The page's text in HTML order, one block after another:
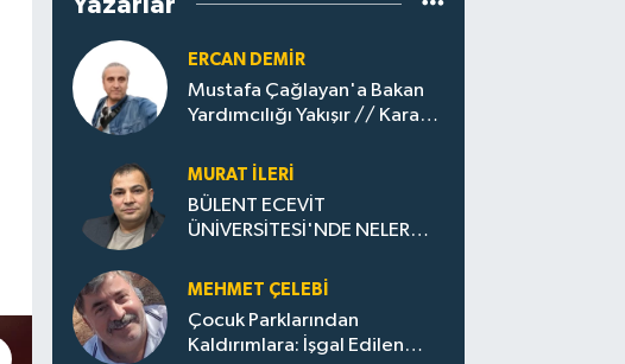
ERCAN DEMIR
Mustafa Çağlayan'a Bakan
Yardımcılığı Yakışır // ​Kara
Zonguldak'ın Dönüşümü..
MURAT İLERI
BÜLENT ECEVİT
ÜNİVERSİTESİ'NDE NELER
MEHMET ÇELEBI
Çocuk Parklarından
Kaldırımlara: İşgal Edilen